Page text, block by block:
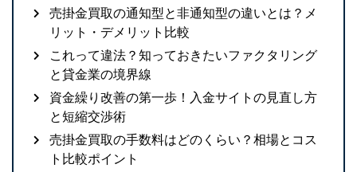
売掛金買取の通知型と非通知型の違いとは？メ
リット・デメリット比較
これって違法？知っておきたいファクタリング
と貸金業の境界線
資金繰り改善の第一歩！入金サイトの見直し方
と短縮交渉術
売掛金買取の手数料はどのくらい？相場とコス
ト比較ポイント